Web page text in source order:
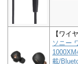
【ワイ
ソニー
載/